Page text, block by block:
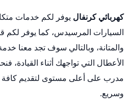
كهربائي كرنفال يوفر لكم خدمات
السيارات المرسيدس، كما يوفر لكم
والمتانة، وبالتالي سوف تجد معنا
الأعطال التي تواجهك أثناء
مدرب على أعلى مستوى لتقديم
وسريع.